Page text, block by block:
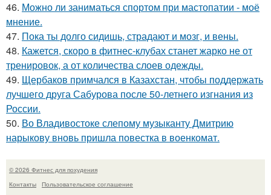
46. Можно ли заниматься спортом при мастопатии - моё
мнение.
47. Пока ты долго сидишь, страдают и мозг, и вены.
48. Кажется, скоро в фитнес-клубах станет жарко не от
тренировок, а от количества слоев одежды.
49. Щербаков примчался в Казахстан, чтобы поддержать
лучшего друга Сабурова после 50-летнего изгнания из
России.
50. Во Владивостоке слепому музыканту Дмитрию
нарыкову вновь пришла повестка в военкомат.
© 2026 Фитнес для похудения
Контакты
Пользовательское соглашение